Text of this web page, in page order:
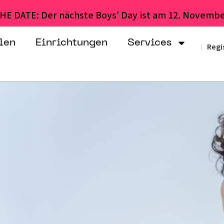
DATE: Der nächste Boys’ Day ist am 12.
Einrichtungen Services |